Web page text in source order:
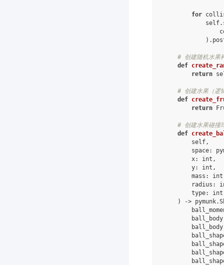
for
self.
) .
# 创建随机水果
def
return
# 创建水果（逻
def
return
# 创建水果碰撞
def
self,
space:
x: int ,
y: int ,
mass :
int
radius :
type:
int
)
-> pymunk.
ball_body
ball_body